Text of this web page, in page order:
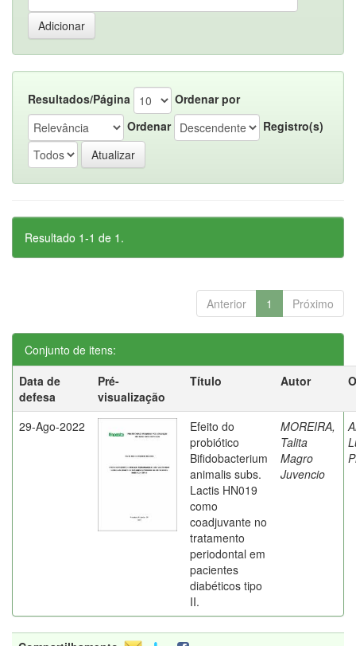
Resultados/Página
Ordenar por
Ordenar
Registro(s)
Resultado 1-1 de 1.
Anterior 1 Próximo
Conjunto de itens:
Data de
defesa
Pré-
visualização
Título Autor
29-Ago-2022
Efeito do
probiótico
Bifidobacterium
animalis subs.
Lactis HN019
como
coadjuvante no
tratamento
periodontal em
pacientes
diabéticos tipo
II.
MOREIRA,
Talita
Magro
Juvencio